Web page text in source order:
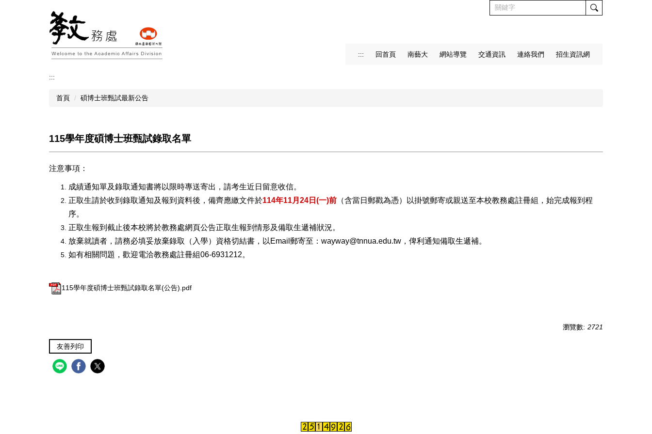
::: 回首頁 南藝大 網站導覽 交通資訊 連絡我們 招生資訊網
:::
首頁 碩博士班甄試最新公告
115學年度碩博士班甄試錄取名單
注意事項：
成績通知單及錄取通知書將以限時專送寄出，請考生近日留意收信。
正取生請於收到錄取通知及報到資料後，備齊應繳文件於114年11月24日(一)前 （含當日郵戳為憑）以掛號郵寄或親送至本校教務處註冊組，始完成報到程
序。
正取生報到截止後本校將於教務處網頁公告正取生報到情形及備取生遞補狀況。
放棄就讀者，請務必填妥放棄錄取（入學）資格切結書，以Email郵寄至： wayway@tnnua.edu.tw ，俾利通知備取生遞補。
如有相關問題，歡迎電洽教務處註冊組06-6931212。
115學年度碩博士班甄試錄取名單(公告).pdf
瀏覽數: 2721
友善列印